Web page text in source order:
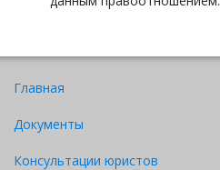
Главная
Документы
Консультации юристов